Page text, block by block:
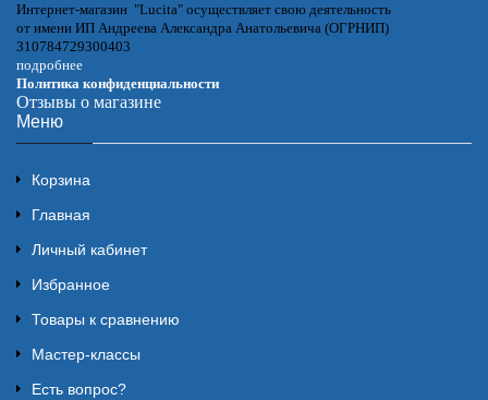
Интернет-магазин "Lucita" осуществляет свою деятельность
от имени ИП Андреева Александра Анатольевича (ОГРНИП)
310784729300403
подробнее
Политика конфиденциальности
Отзывы о магазине
Меню
Корзина
Главная
Личный кабинет
Избранное
Товары к сравнению
Мастер-классы
Есть вопрос?